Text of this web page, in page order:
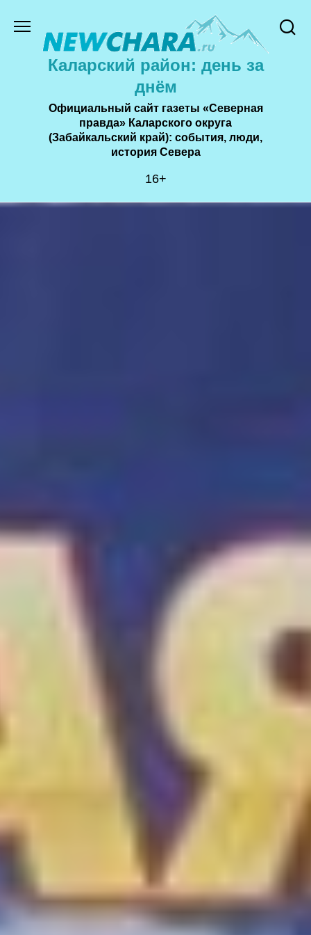
содержанию
Каларский район: день за
днём
Официальный сайт газеты «Северная
правда» Каларского округа
(Забайкальский край): события, люди,
история Cевера
16+